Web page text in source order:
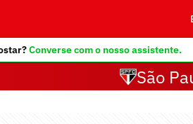
Converse com o nosso assistente.
São